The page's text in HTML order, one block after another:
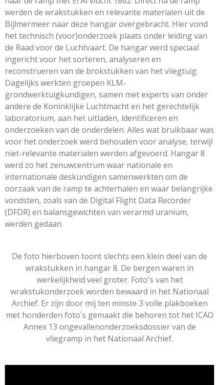
werden de wrakstukken en relevante materialen uit de
Bijlmermeer naar deze hangar overgebracht. Hier vond
het technisch (voor)onderzoek plaats onder leiding van
de Raad voor de Luchtvaart. De hangar werd speciaal
ingericht voor het sorteren, analyseren en
reconstrueren van de brokstukken van het vliegtuig.
Dagelijks werkten groepen KLM-
grondwerktuigkundigen, samen met experts van onder
andere de Koninklijke Luchtmacht en het gerechtelijk
laboratorium, aan het uitladen, identificeren en
onderzoeken van de onderdelen. Alles wat bruikbaar was
voor het onderzoek werd behouden voor analyse, terwijl
niet-relevante materialen werden afgevoerd. Hangar 8
werd zo het zenuwcentrum waar nationale en
internationale deskundigen samenwerkten om de
oorzaak van de ramp te achterhalen en waar belangrijke
vondsten, zoals van de Digital Flight Data Recorder
(DFDR) en balansgewichten van verarmd uranium,
werden gedaan.
De foto hierboven toont slechts een klein deel van de
wrakstukken in hangar 8. De bergen waren in
werkelijkheid veel groter. Foto's van het
wrakstukonderzoek worden bewaard in het Nationaal
Archief. Er zijn door mij ten minste 3 volle plakboeken
met honderden foto´s gemaakt die behoren tot het ICAO
Annex 13 ongevallenonderzoeksdossier van de
vliegramp in het Nationaal Archief.